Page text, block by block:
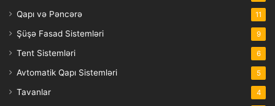
Qapı və Pəncərə 11
Şüşə Fasad Sistemləri 9
Tent Sistemləri 6
Avtomatik Qapı Sistemləri 5
Tavanlar 4